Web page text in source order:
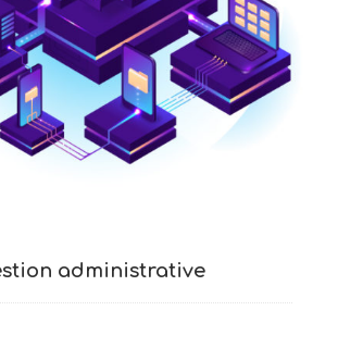
administrative